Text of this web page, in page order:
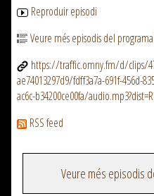
Reproduir episodi
Veure més episodis del
https://traffic.omny.fm/d/clips/
ae74013297d9/fdff3a7a-691f-456d-
ac6c-b34200ce00fa/
RSS feed
Veure més episodis